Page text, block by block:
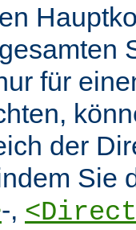
für
der
Sie
-,